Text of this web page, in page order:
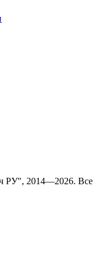
РУ", 2014—2026. Все